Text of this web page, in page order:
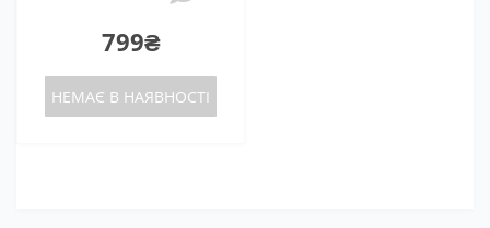
799₴
НЕМАЄ В НАЯВНОСТІ